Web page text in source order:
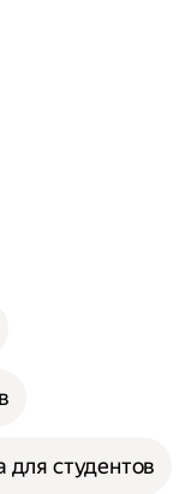
для студентов